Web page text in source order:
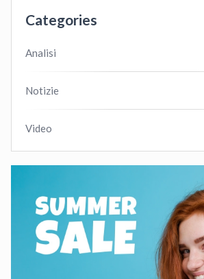
Categories
Analisi
Notizie
Video